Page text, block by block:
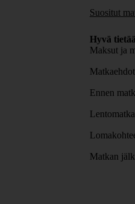
Suositut
Hyvä tietää
Maksut ja
Matkaehdot
Ennen
Lentomatka
Matkan